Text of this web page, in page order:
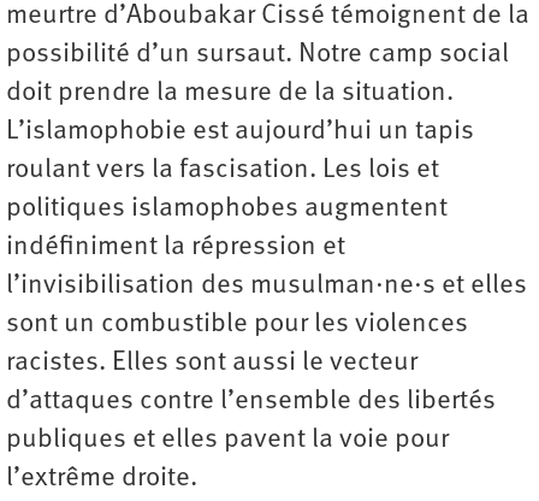
meurtre d’Aboubakar Cissé témoignent de la
possibilité d’un sursaut. Notre camp social
doit prendre la mesure de la situation.
L’islamophobie est aujourd’hui un tapis
roulant vers la fascisation. Les lois et
politiques islamophobes augmentent
indéfiniment la répression et
l’invisibilisation des musulman·ne·s et elles
sont un combustible pour les violences
racistes. Elles sont aussi le vecteur
d’attaques contre l’ensemble des libertés
publiques et elles pavent la voie pour
l’extrême droite.